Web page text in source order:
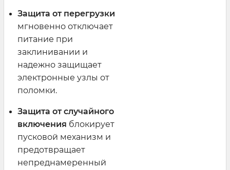
Защита от перегрузки
мгновенно отключает
питание при
заклинивании и
надежно защищает
электронные узлы от
поломки.
Защита от случайного
включения блокирует
пусковой механизм и
предотвращает
непреднамеренный